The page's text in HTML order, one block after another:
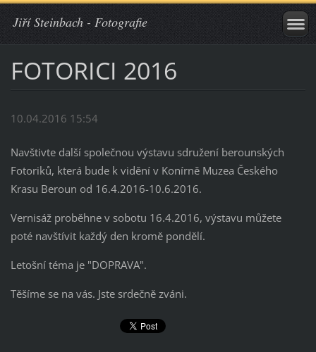
Jiří Steinbach - Fotografie
FOTORICI 2016
10.04.2016 15:54
Navštivte další společnou výstavu sdružení berounských
Fotoriků, která bude k vidění v Konírně Muzea Českého
Krasu Beroun od 16.4.2016-10.6.2016.
Vernisáž proběhne v sobotu 16.4.2016, výstavu můžete
poté navštívit každý den kromě pondělí.
Letošní téma je "DOPRAVA".
Těšíme se na vás. Jste srdečně zváni.